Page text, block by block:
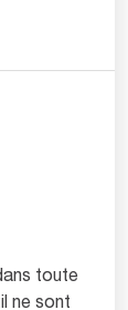
toute
ne sont